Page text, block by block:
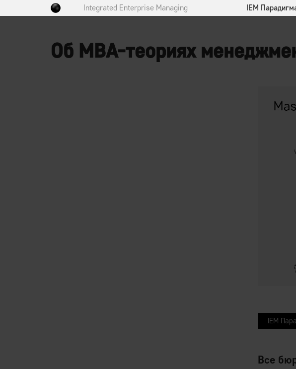
Integrated Enterprise Managing IEM
Об MBA-теориях
IEM
Все